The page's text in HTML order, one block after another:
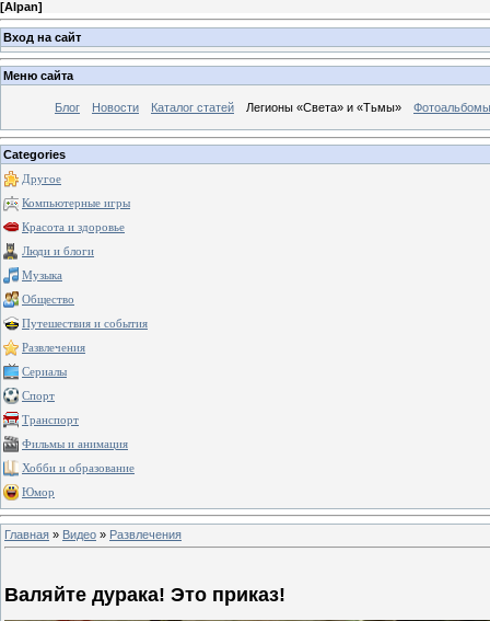
[Alpan]
Вход на сайт
Меню сайта
Блог Новости Каталог статей Легионы «Света» и «Тьмы» Фотоальбомы
Categories
Другое
Компьютерные игры
Красота и здоровье
Люди и блоги
Музыка
Общество
Путешествия и события
Развлечения
Сериалы
Спорт
Транспорт
Фильмы и анимация
Хобби и образование
Юмор
Главная » Видео » Развлечения
Валяйте дурака! Это приказ!